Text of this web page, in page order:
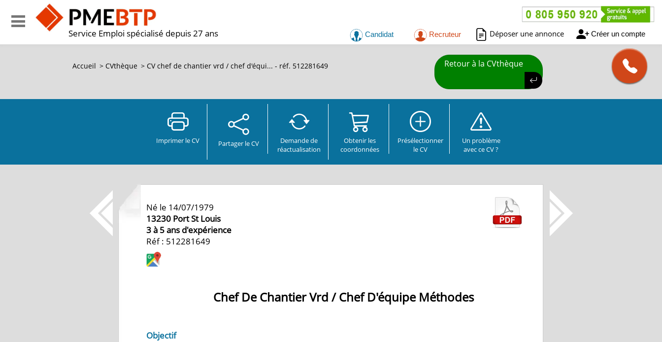
Service Emploi spécialisé depuis 27 ans Candidat Recruteur Déposer une annonce Créer un compte
Accueil > CVthèque > CVchef de chantier vrd / chef d'équi... - réf. 512281649 Retour à la CVthèque
Imprimer le CV Partager le CV
Demande de
réactualisation
Obtenir les
coordonnées
Présélectionner
le CV
Un problème
avec ce CV ?
Né le 14/07/1979
13230 Port St Louis
3 à 5 ans d'expérience
Réf : 512281649
Chef De Chantier Vrd / Chef D'équipe Méthodes
Objectif